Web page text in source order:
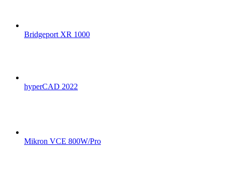
Bridgeport XR 1000
hyperCAD 2022
Mikron VCE 800W/Pro